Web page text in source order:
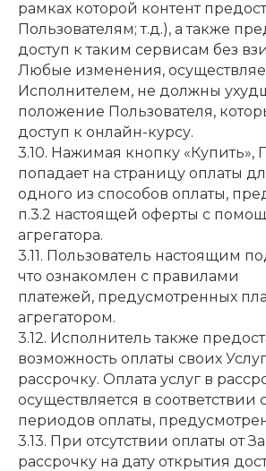
рамках которой контент
Пользователям; т.д.), а также
доступ к таким сервисам без
Любые изменения,
Исполнителем, не должны
положение Пользователя,
доступ к онлайн-курсу.
3.10. Нажимая кнопку «Купить»,
попадает на страницу оплаты
одного из способов оплаты,
п.3.2 настоящей оферты с
агрегатора.
3.11. Пользователь настоящим
что ознакомлен с правилами
платежей, предусмотренных
агрегатором.
3.12. Исполнитель также
возможность оплаты своих
рассрочку. Оплата услуг в
осуществляется в соответствии
периодов оплаты,
3.13. При отсутствии оплаты от
рассрочку на дату открытия